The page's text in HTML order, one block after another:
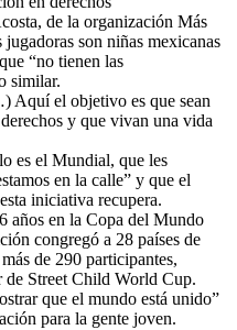
de la organización Más
son niñas mexicanas
“no tienen las
similar.
Aquí el objetivo es que sean
y que vivan una vida
es el Mundial, que les
en la calle” y que el
iniciativa recupera.
años en la Copa del Mundo
congregó a 28 países de
de 290 participantes,
Street Child World Cup.
que el mundo está unido”
para la gente joven.